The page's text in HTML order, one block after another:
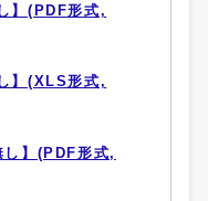
】(PDF形式,
】(XLS形式,
し】(PDF形式,